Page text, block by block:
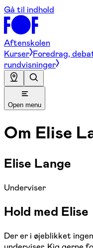
Gå til indhold
Aftenskolen
Kurser Foredrag,
rundvisninger
Open menu
Om Elise
Elise Lange
Underviser
Hold med Elise
Der er i øjeblikket